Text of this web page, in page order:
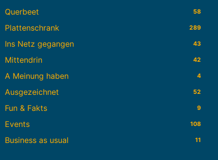
Querbeet 58
Plattenschrank 289
Ins Netz gegangen 43
Mittendrin 42
A Meinung haben 4
Ausgezeichnet 52
Fun & Fakts 9
Events 108
Business as usual 11